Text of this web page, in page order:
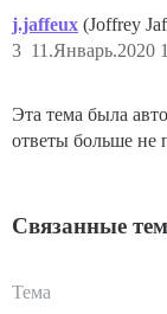
j.jaffeux (Joffrey
11.Январь.2020
3
Эта тема была
ответы больше не
Связанные
Тема